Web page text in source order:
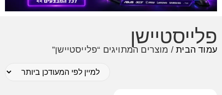
פלייסטיישן
עמוד הבית/ מוצרים המתויגים “פלייסטיישן”